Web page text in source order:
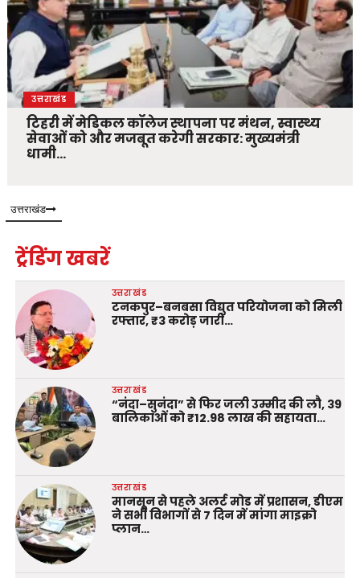
उत्तराखंड
टिहरी में मेडिकल कॉलेज स्थापना पर मंथन, स्वास्थ्य
सेवाओं को और मजबूत करेगी सरकार: मुख्यमंत्री
धामी…
उत्तराखंड
ट्रेंडिंग खबरें
उत्तराखंड
टनकपुर–बनबसा विद्युत परियोजना को मिली
रफ्तार, ₹3 करोड़ जारी…
उत्तराखंड
“नंदा–सुनंदा” से फिर जली उम्मीद की लौ, 39
बालिकाओं को ₹12.98 लाख की सहायता…
उत्तराखंड
मानसून से पहले अलर्ट मोड में प्रशासन, डीएम
ने सभी विभागों से 7 दिन में मांगा माइक्रो
प्लान…